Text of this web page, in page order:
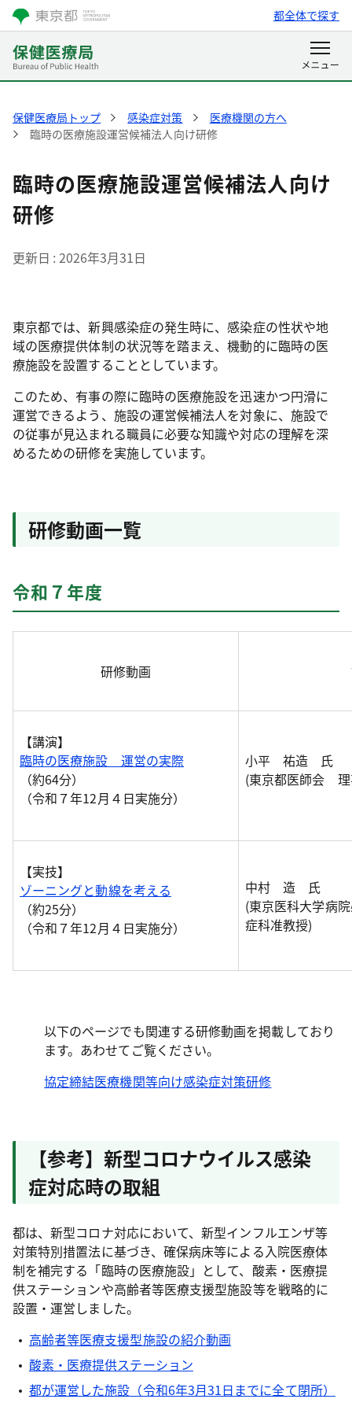
都全体で探す
保健医療局トップ 感染症対策
医療機関の方へ
臨時の医療施設運営候補法人向け研修
臨時の医療施設運営候補法人向け
研修
更新日 2026年3月31日
東京都では、新興感染症の発生時に、感染症の性状や地
域の医療提供体制の状況等を踏まえ、機動的に臨時の医
療施設を設置することとしています。
このため、有事の際に臨時の医療施設を迅速かつ円滑に
運営できるよう、施設の運営候補法人を対象に、施設で
の従事が見込まれる職員に必要な知識や対応の理解を深
めるための研修を実施しています。
研修動画一覧
令和７年度
研修動画
【講演】
臨時の医療施設 運営の実際
（約64分）
（令和７年12月４日実施分）
小平 祐造 氏
(東京都医師会
【実技】
ゾーニングと動線を考える
（約25分）
（令和７年12月４日実施分）
中村 造 氏
(東京医科大学病
症科准教授)
以下のページでも関連する研修動画を掲載しており
ます。あわせてご覧ください。
協定締結医療機関等向け感染症対策研修
【参考】新型コロナウイルス感染
症対応時の取組
都は、新型コロナ対応において、新型インフルエンザ等
対策特別措置法に基づき、確保病床等による入院医療体
制を補完する「臨時の医療施設」として、酸素・医療提
供ステーションや高齢者等医療支援型施設等を戦略的に
設置・運営しました。
高齢者等医療支援型施設の紹介動画
酸素・医療提供ステーション
都が運営した施設（令和6年3月31日までに全て閉所）